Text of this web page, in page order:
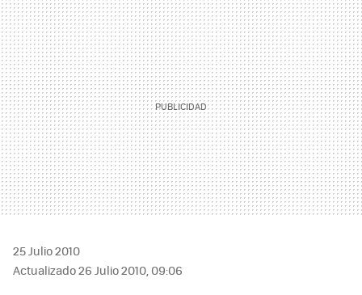
MAIL
25 Julio 2010
Actualizado 26 Julio 2010, 09:06